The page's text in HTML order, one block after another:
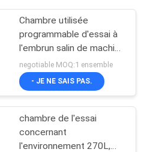
Chambre utilisée
programmable d'essai à
l'embrun salin de machine
d'essai de corrosion
negotiable MOQ:1 ensemble
- JE NE SAIS PAS.
chambre de l'essai
concernant
l'environnement 270L,